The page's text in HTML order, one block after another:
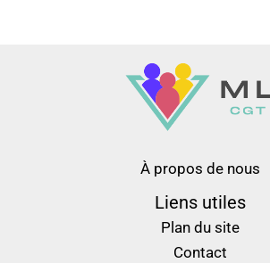
À propos de nous
Liens utiles
Plan du site
Contact